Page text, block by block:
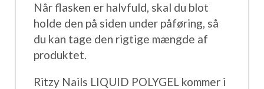
Når flasken er halvfuld, skal du blot
holde den på siden under påføring, så
du kan tage den rigtige mængde af
produktet.
Ritzy Nails LIQUID POLYGEL kommer i